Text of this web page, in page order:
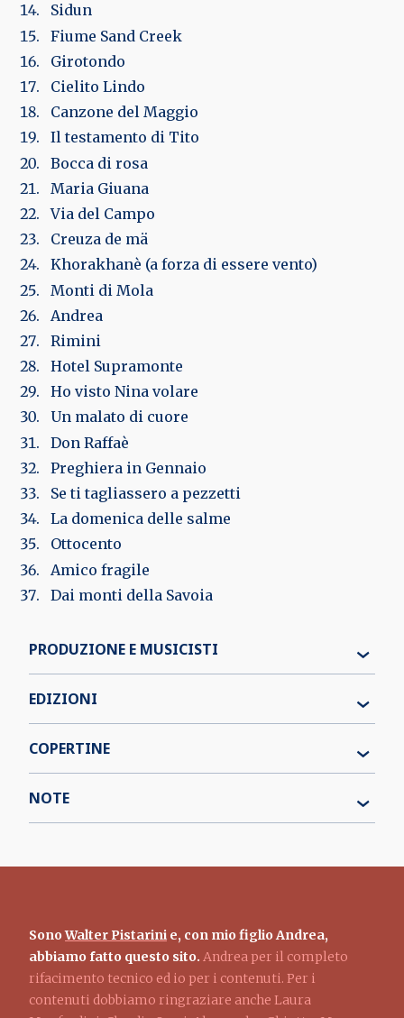
Sidun
Fiume Sand Creek
Girotondo
Cielito Lindo
Canzone del Maggio
Il testamento di Tito
Bocca di rosa
Maria Giuana
Via del Campo
Creuza de mä
Khorakhanè (a forza di essere vento)
Monti di Mola
Andrea
Rimini
Hotel Supramonte
Ho visto Nina volare
Un malato di cuore
Don Raffaè
Preghiera in Gennaio
Se ti tagliassero a pezzetti
La domenica delle salme
Ottocento
Amico fragile
Dai monti della Savoia
PRODUZIONE E MUSICISTI
EDIZIONI
COPERTINE
NOTE
SonoWalter Pistarini e, con mio figlio Andrea,
abbiamo fatto questo sito. Andrea per il completo
rifacimento tecnico ed io per i contenuti. Per i
contenuti dobbiamo ringraziare anche Laura